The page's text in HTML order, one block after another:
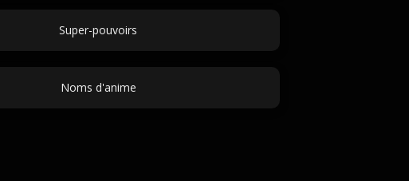
Super-pouvoirs
Noms d'anime